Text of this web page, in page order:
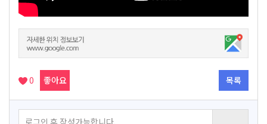
0 좋아요 목록